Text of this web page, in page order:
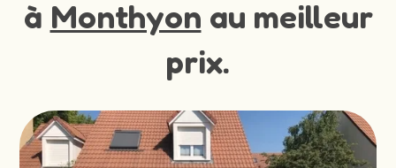
à Monthyon au meilleur
prix.